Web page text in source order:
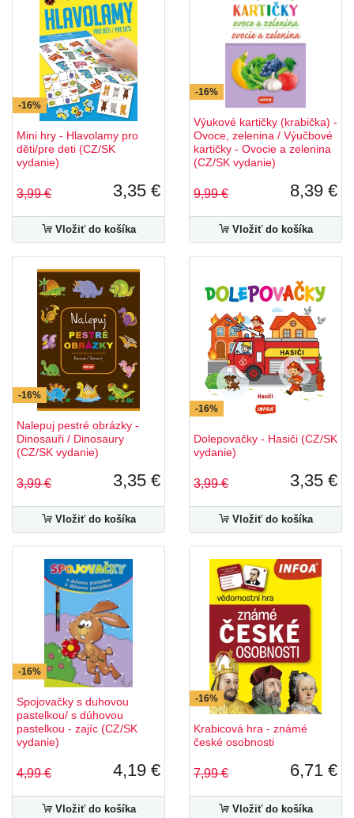
-16%
Mini hry - Hlavolamy pro
děti/pre deti (CZ/SK
vydanie)
3,99 € 3,35 €
Vložiť do košíka
-16%
Výukové kartičky (krabička) -
Ovoce, zelenina / Výučbové
kartičky - Ovocie a zelenina
(CZ/SK vydanie)
9,99 € 8,39 €
Vložiť do košíka
-16%
Nalepuj pestré obrázky -
Dinosauři / Dinosaury
(CZ/SK vydanie)
3,99 € 3,35 €
Vložiť do košíka
-16%
Dolepovačky - Hasiči (CZ/SK
vydanie)
3,99 € 3,35 €
Vložiť do košíka
-16%
Spojovačky s duhovou
pastelkou/ s dúhovou
pastelkou - zajíc (CZ/SK
vydanie)
4,99 € 4,19 €
Vložiť do košíka
-16%
Krabicová hra - známé
české osobnosti
7,99 € 6,71 €
Vložiť do košíka